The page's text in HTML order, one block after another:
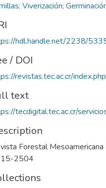
Viverización;
hdl.handle.net/2238/
/ DOI
revistas.tec.ac.cr/
text
tecdigital.tec.ac.cr/
Forestal
2504